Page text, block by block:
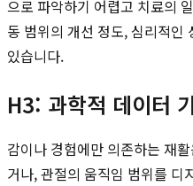
으로 파악하기 어렵고 치료의
동 범위의 개선 정도, 심리적인
있습니다.
H3: 과학적 데이터
감이나 경험에만 의존하는 재
거나, 관절의 움직임 범위를 디